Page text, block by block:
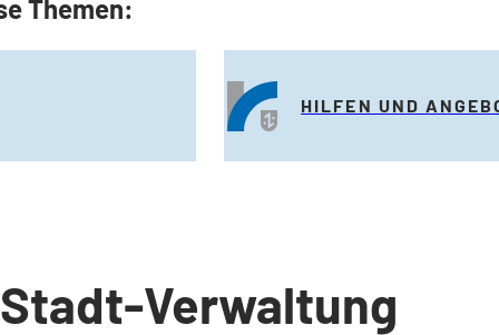
Themen:
HILFEN UND
Stadt-Verwaltung